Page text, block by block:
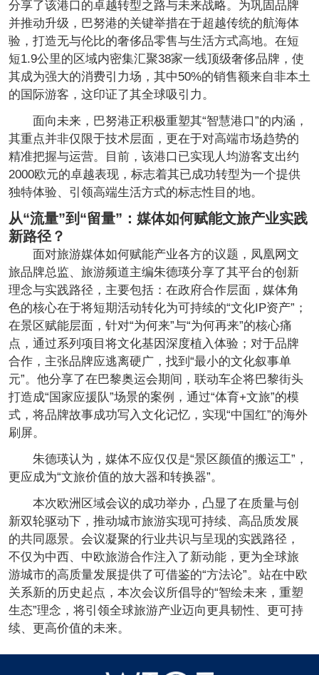
分享了该港口的卓越转型之路与未来战略。为巩固品牌
并推动升级，巴努港的关键举措在于超越传统的航海体
验，打造无与伦比的奢侈品零售与生活方式高地。在短
短1.9公里的区域内密集汇聚38家一线顶级奢侈品牌，使
其成为强大的消费引力场，其中50%的销售额来自非本土
的国际游客，这印证了其全球吸引力。
面向未来，巴努港正积极重塑其“智慧港口”的内涵，
其重点并非仅限于技术层面，更在于对高端市场趋势的
精准把握与运营。目前，该港口已实现人均游客支出约
2000欧元的卓越表现，标志着其已成功转型为一个提供
独特体验、引领高端生活方式的标志性目的地。
从“流量”到“留量”：媒体如何赋能文旅产业实践
新路径？
面对旅游媒体如何赋能产业各方的议题，凤凰网文
旅品牌总监、旅游频道主编朱德瑛分享了其平台的创新
理念与实践路径，主要包括：在政府合作层面，媒体角
色的核心在于将短期活动转化为可持续的“文化IP资产”；
在景区赋能层面，针对“为何来”与“为何再来”的核心痛
点，通过系列项目将文化基因深度植入体验；对于品牌
合作，主张品牌应逃离硬广，找到“最小的文化叙事单
元”。他分享了在巴黎奥运会期间，联动车企将巴黎街头
打造成“国家应援队”场景的案例，通过“体育+文旅”的模
式，将品牌故事成功写入文化记忆，实现“中国红”的海外
刷屏。
朱德瑛认为，媒体不应仅仅是“景区颜值的搬运工”，
更应成为“文旅价值的放大器和转换器”。
本次欧洲区域会议的成功举办，凸显了在质量与创
新双轮驱动下，推动城市旅游实现可持续、高品质发展
的共同愿景。会议凝聚的行业共识与呈现的实践路径，
不仅为中西、中欧旅游合作注入了新动能，更为全球旅
游城市的高质量发展提供了可借鉴的“方法论”。站在中欧
关系新的历史起点，本次会议所倡导的“智绘未来，重塑
生态”理念，将引领全球旅游产业迈向更具韧性、更可持
续、更高价值的未来。